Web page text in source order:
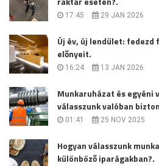
17:45 29 JAN 2026
Új év, új lendület: fedezd
előnyeit.
16:24 13 JAN 2026
Munkaruházat és egyéni
válasszunk valóban
01:41 25 NOV 2025
Hogyan válasszunk
különböző iparágakban?.